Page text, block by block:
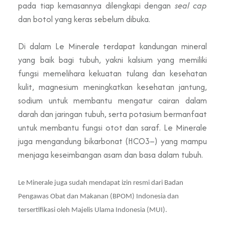
pada tiap kemasannya dilengkapi dengan seal cap
dan botol yang keras sebelum dibuka.
Di dalam Le Minerale terdapat kandungan mineral
yang baik bagi tubuh, yakni kalsium yang memiliki
fungsi memelihara kekuatan tulang dan kesehatan
kulit, magnesium meningkatkan kesehatan jantung,
sodium untuk membantu mengatur cairan dalam
darah dan jaringan tubuh, serta potasium bermanfaat
untuk membantu fungsi otot dan saraf. Le Minerale
juga mengandung bikarbonat (HCO3–) yang mampu
menjaga keseimbangan asam dan basa dalam tubuh.
Le Minerale juga sudah mendapat izin resmi dari Badan
Pengawas Obat dan Makanan (BPOM) Indonesia dan
tersertifikasi oleh Majelis Ulama Indonesia (MUI).